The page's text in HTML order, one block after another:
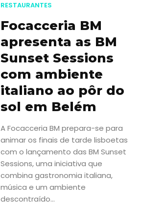
Onde
dormir?
Lifestyle
Restaurantes
Praias
RESTAURANTES
Focacceria BM
apresenta as BM
Sunset Sessions
com ambiente
italiano ao pôr do
sol em Belém
A Focacceria BM prepara-se para
animar os finais de tarde lisboetas
com o lançamento das BM Sunset
Sessions, uma iniciativa que
combina gastronomia italiana,
música e um ambiente
descontraído...